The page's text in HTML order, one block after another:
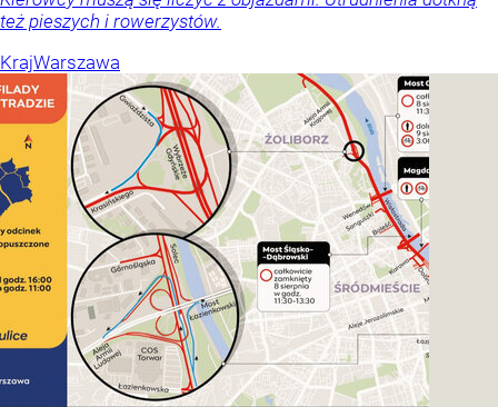
też pieszych i rowerzystów.
KrajWarszawa